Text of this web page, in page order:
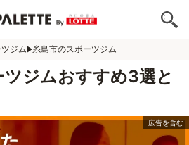
ジム 糸島市のスポーツジム
ジムおすすめ3選と